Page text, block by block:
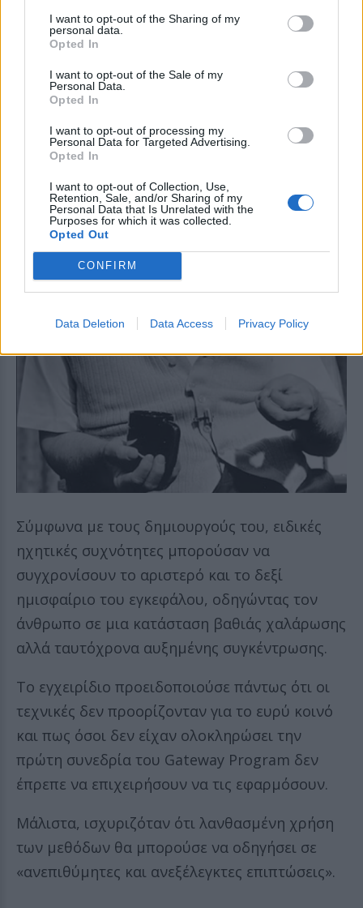
I want to opt-out of the Sharing of my
personal data.
Opted In
I want to opt-out of the Sale of my
Personal Data.
Opted In
I want to opt-out of processing my
Personal Data for Targeted Advertising.
Opted In
I want to opt-out of Collection, Use,
Retention, Sale, and/or Sharing of my
Personal Data that Is Unrelated with the
Purposes for which it was collected.
Opted Out
CONFIRM
Data Deletion Data Access Privacy Policy
λειτουργεί, ανέπτυξε το λεγόμενο Gateway
Program, το οποίο βασιζόταν στην τεχνολογία
Μονρόε.
Σύμφωνα με τους δημιουργούς του, ειδικές
ηχητικές συχνότητες μπορούσαν να
συγχρονίσουν το αριστερό και το δεξί
ημισφαίριο του εγκεφάλου, οδηγώντας τον
άνθρωπο σε μια κατάσταση βαθιάς χαλάρωσης
αλλά ταυτόχρονα αυξημένης συγκέντρωσης.
Το εγχειρίδιο προειδοποιούσε πάντως ότι οι
τεχνικές δεν προορίζονταν για το ευρύ κοινό
και πως όσοι δεν είχαν ολοκληρώσει την
πρώτη συνεδρία του Gateway Program δεν
έπρεπε να επιχειρήσουν να τις εφαρμόσουν.
Μάλιστα, ισχυριζόταν ότι λανθασμένη χρήση
των μεθόδων θα μπορούσε να οδηγήσει σε
«ανεπιθύμητες και ανεξέλεγκτες επιπτώσεις».